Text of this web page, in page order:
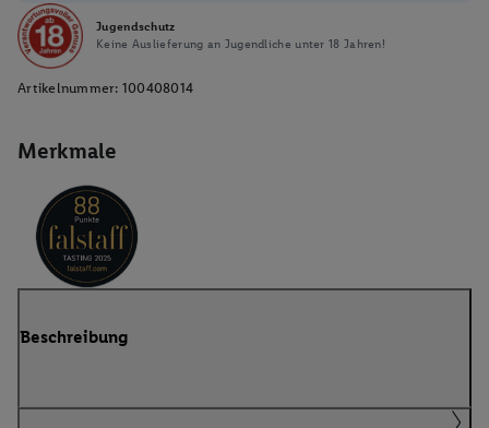
Merkmale
Jugendschutz
Keine Auslieferung an Jugendliche unter 18 Jahren!
Artikelnummer: 100408014
Beschreibung